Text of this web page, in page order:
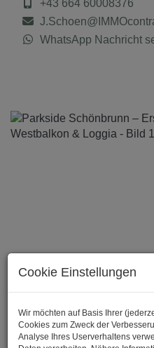
+43 664 60008376
WhatsApp Nachricht
Cookie Einstellungen
Wir möchten auf Basis Ihrer
Cookies zum Zweck der
Analyse Ihres Userverhaltens